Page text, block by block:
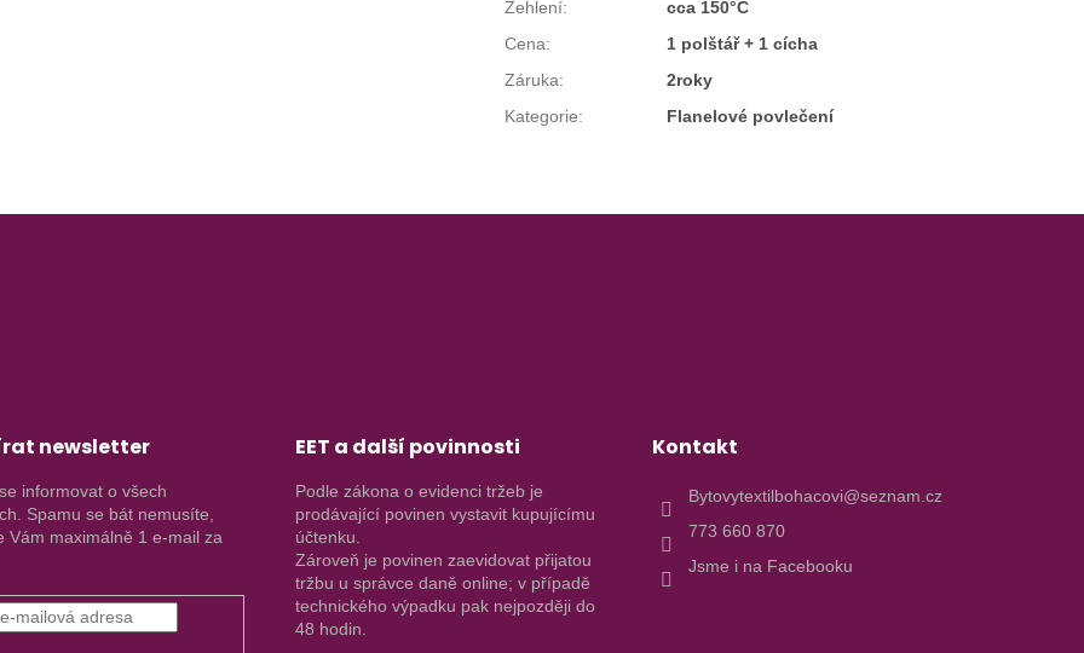
Žehlení:
cca 150°C
Cena:
1 polštář + 1 cícha
Záruka:
2roky
Kategorie: Flanelové povlečení
newsletter
informovat o všech
Spamu se bát nemusíte,
Vám maximálně 1 e-mail za
EET a další povinnosti
Podle zákona o evidenci tržeb je
prodávající povinen vystavit kupujícímu
účtenku.
Zároveň je povinen zaevidovat přijatou
tržbu u správce daně online; v případě
technického výpadku pak nejpozději do
48 hodin.
Kontakt
Bytovytextilbohacovi@seznam.cz
773 660 870
Jsme i na Facebooku